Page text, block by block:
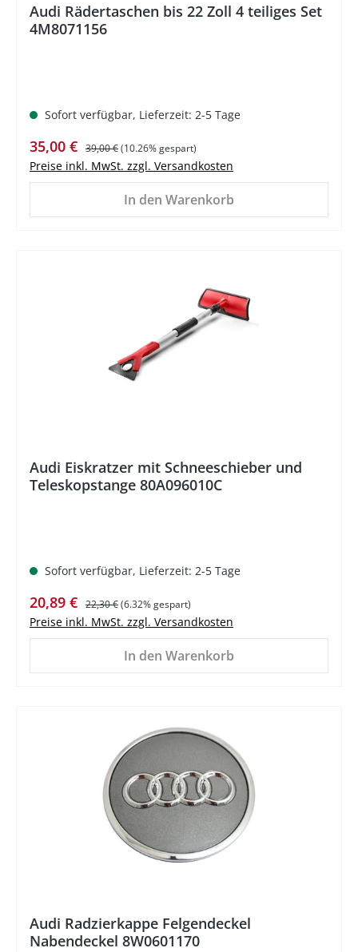
Audi Rädertaschen bis 22 Zoll 4 teiliges Set
4M8071156
Sofort verfügbar, Lieferzeit: 2-5 Tage
Verkaufspreis:
35,00 € Regulärer Preis:
39,00 €(10.26% gespart)
Preise inkl. MwSt. zzgl. Versandkosten
In den Warenkorb
Audi Eiskratzer mit Schneeschieber und
Teleskopstange 80A096010C
Sofort verfügbar, Lieferzeit: 2-5 Tage
Verkaufspreis:
20,89 € Regulärer Preis:
22,30 €(6.32% gespart)
Preise inkl. MwSt. zzgl. Versandkosten
In den Warenkorb
Audi Radzierkappe Felgendeckel
Nabendeckel 8W0601170